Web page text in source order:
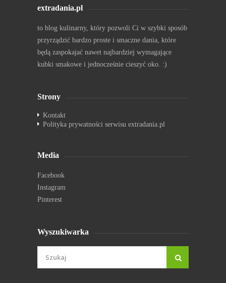
extradania.pl
to blog kulinarny, który pozwoli Ci w szybki sposób
przyrządzić bardzo proste i smaczne dania, które
będą zaspokajać nawet najbardziej wymagające
kubki smakowe i jednocześnie cieszyć oko. :)
Strony
Kontakt
Polityka prywatności serwisu extradania.pl
Media
Facebook
Instagram
Pinterest
Wyszukiwarka